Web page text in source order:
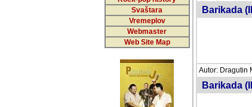
Svaštara
Vremeplov
Webmaster
Web Site Map
Barikada
Autor: Dragutin
Barikada